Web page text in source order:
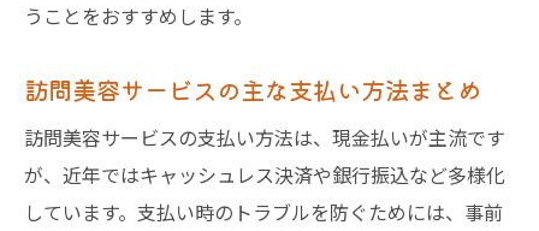
うことをおすすめします。
訪問美容サービスの主な支払い方法まとめ
訪問美容サービスの支払い方法は、現金払いが主流です
が、近年ではキャッシュレス決済や銀行振込など多様化
しています。支払い時のトラブルを防ぐためには、事前